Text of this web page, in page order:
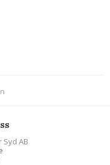
AB